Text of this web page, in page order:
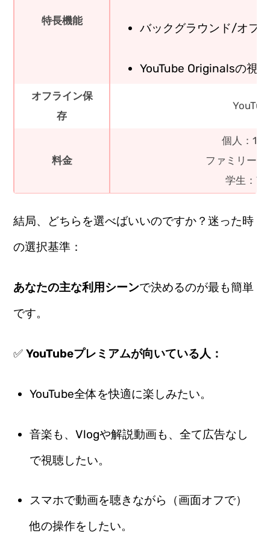
特長機能
バックグラウンド/オフ
YouTube Originalsの視聴
オフライン保
存
料金
個人：
ファミリー
学生：
結局、どちらを選べばいいのですか？迷った時
の選択基準：
あなたの主な利用シーンで決めるのが最も簡単
です。
✅YouTubeプレミアムが向いている人：
YouTube全体を快適に楽しみたい。
音楽も、Vlogや解説動画も、全て広告なし
で視聴したい。
スマホで動画を聴きながら（画面オフで）
他の操作をしたい。